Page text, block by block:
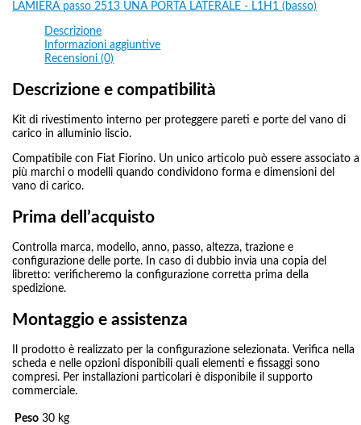
LAMIERA passo 2513 UNA PORTA LATERALE - L1H1 (basso)
Descrizione
Informazioni aggiuntive
Recensioni (0)
Descrizione e compatibilità
Kit di rivestimento interno per proteggere pareti e porte del vano di
carico in alluminio liscio.
Compatibile con Fiat Fiorino. Un unico articolo può essere associato a
più marchi o modelli quando condividono forma e dimensioni del
vano di carico.
Prima dell’acquisto
Controlla marca, modello, anno, passo, altezza, trazione e
configurazione delle porte. In caso di dubbio invia una copia del
libretto: verificheremo la configurazione corretta prima della
spedizione.
Montaggio e assistenza
Il prodotto è realizzato per la configurazione selezionata. Verifica nella
scheda e nelle opzioni disponibili quali elementi e fissaggi sono
compresi. Per installazioni particolari è disponibile il supporto
commerciale.
Peso 30 kg